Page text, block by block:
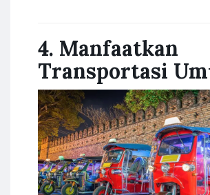
4. Manfaatkan
Transportasi